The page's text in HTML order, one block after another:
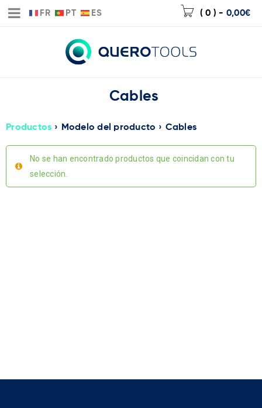
FR PT ES ( 0 ) - 0,00€
Cables
Productos › Modelo del producto › Cables
No se han encontrado productos que coincidan con tu
selección.